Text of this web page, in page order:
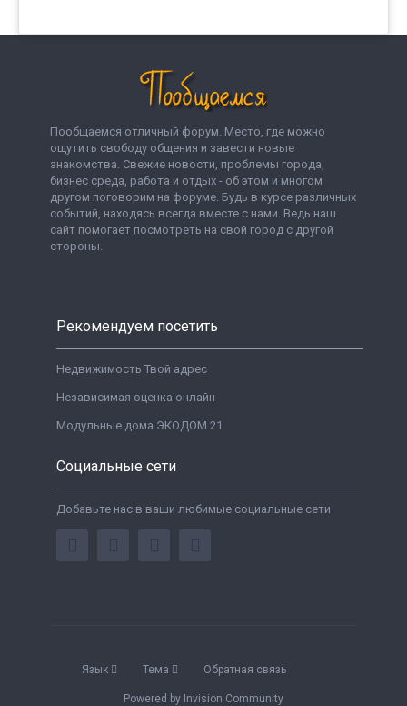
Пообщаемся отличный форум. Место, где можно
ощутить свободу общения и завести новые
знакомства. Свежие новости, проблемы города,
бизнес среда, работа и отдых - об этом и многом
другом поговорим на форуме. Будь в курсе различных
событий, находясь всегда вместе с нами. Ведь наш
сайт помогает посмотреть на свой город с другой
стороны.
Рекомендуем посетить
Недвижимость Твой адрес
Независимая оценка онлайн
Модульные дома ЭКОДОМ 21
Социальные сети
Добавьте нас в ваши любимые социальные сети
Язык Тема Обратная связь
Powered by Invision Community